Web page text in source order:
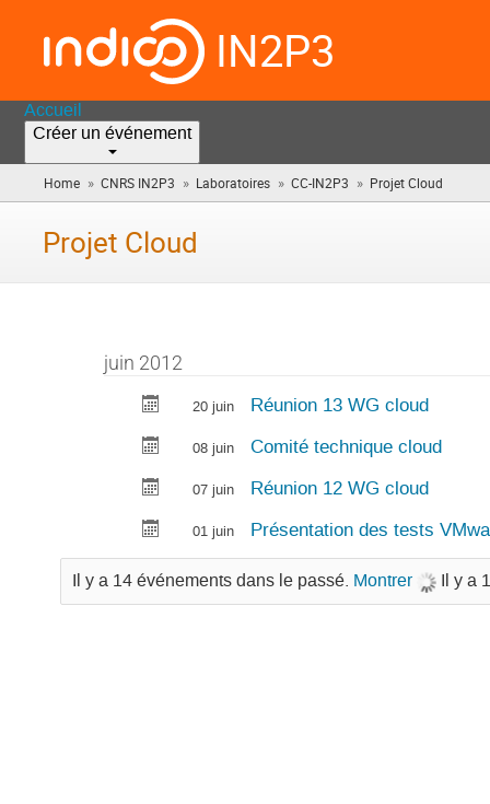
IN2P3
Accueil
Créer un événement
Home » CNRS IN2P3 » Laboratoires » CC-IN2P3 » Projet Cloud
êtes
Projet Cloud
juin 2012
20 juin Réunion 13 WG cloud
08 juin Comité technique cloud
07 juin Réunion 12 WG cloud
01 juin Présentation des tests
Il y a 14 événements dans le passé. Montrer Il y a